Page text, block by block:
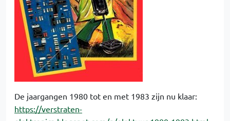
De jaargangen 1980 tot en met 1983 zijn nu klaar:
https://verstraten-